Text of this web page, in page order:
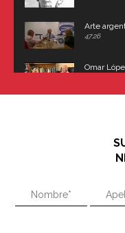
Arte
47:26
Omar
"En
"En
Napoleón